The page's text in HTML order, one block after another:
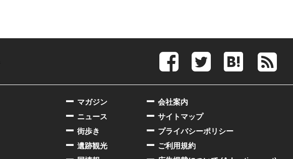
会社案内
サイトマップ
プライバシーポリシー
ご利用規約
マガジン
ニュース
街歩き
遺跡観光